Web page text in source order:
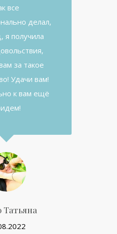
все
делал,
я получила
за такое
Удачи вам!
к вам ещё
Татьяна